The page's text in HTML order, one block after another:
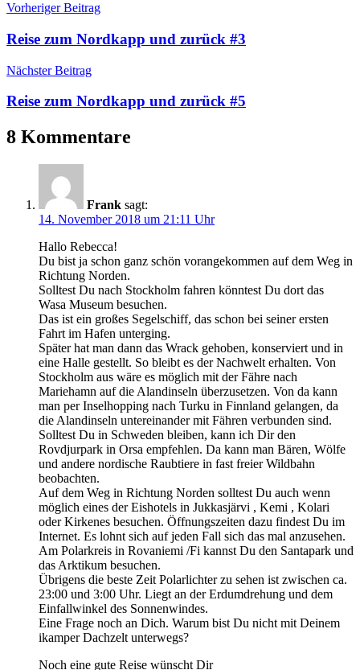
Vorheriger Beitrag
Reise zum Nordkapp und zurück #3
Nächster Beitrag
Reise zum Nordkapp und zurück #5
8 Kommentare
Frank sagt:
14. November 2018 um 21:11 Uhr
Hallo Rebecca!
Du bist ja schon ganz schön vorangekommen auf dem Weg in
Richtung Norden.
Solltest Du nach Stockholm fahren könntest Du dort das
Wasa Museum besuchen.
Das ist ein großes Segelschiff, das schon bei seiner ersten
Fahrt im Hafen unterging.
Später hat man dann das Wrack gehoben, konserviert und in
eine Halle gestellt. So bleibt es der Nachwelt erhalten. Von
Stockholm aus wäre es möglich mit der Fähre nach
Mariehamn auf die Alandinseln überzusetzen. Von da kann
man per Inselhopping nach Turku in Finnland gelangen, da
die Alandinseln untereinander mit Fähren verbunden sind.
Solltest Du in Schweden bleiben, kann ich Dir den
Rovdjurpark in Orsa empfehlen. Da kann man Bären, Wölfe
und andere nordische Raubtiere in fast freier Wildbahn
beobachten.
Auf dem Weg in Richtung Norden solltest Du auch wenn
möglich eines der Eishotels in Jukkasjärvi , Kemi , Kolari
oder Kirkenes besuchen. Öffnungszeiten dazu findest Du im
Internet. Es lohnt sich auf jeden Fall sich das mal anzusehen.
Am Polarkreis in Rovaniemi /Fi kannst Du den Santapark und
das Arktikum besuchen.
Übrigens die beste Zeit Polarlichter zu sehen ist zwischen ca.
23:00 und 3:00 Uhr. Liegt an der Erdumdrehung und dem
Einfallwinkel des Sonnenwindes.
Eine Frage noch an Dich. Warum bist Du nicht mit Deinem
ikamper Dachzelt unterwegs?
Noch eine gute Reise wünscht Dir